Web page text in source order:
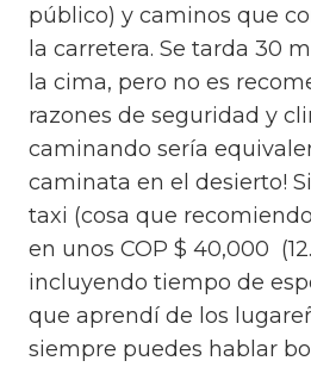
público) y caminos que
la carretera. Se tarda 30
la cima, pero no es
razones de seguridad y
caminando sería
caminata en el desierto!
taxi (cosa que
en unos COP $ 40,000
incluyendo tiempo de
que aprendí de los
siempre puedes hablar